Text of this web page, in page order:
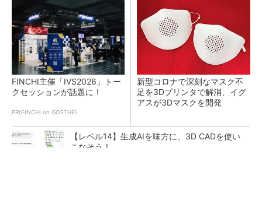
FINCHI主催「IVS2026」トー
クセッションが話題に！
PR(FINCHI on GOETHE)
新型コロナで深刻なマスク不
足を3Dプリンタで解消、イグ
アスが3Dマスクを開発
【レベル14】生成AIを味方に、3D CADを使い
こなそう！